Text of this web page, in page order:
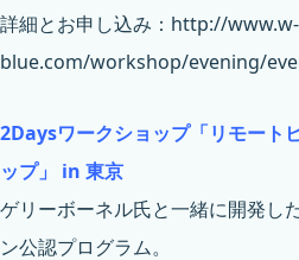
詳細とお申し込み： http://www.w-
blue.com/workshop/evening/
2Daysワークショップ「リモート
ップ」 in 東京
ゲリーボーネル氏と一緒に開発し
ン公認プログラム。